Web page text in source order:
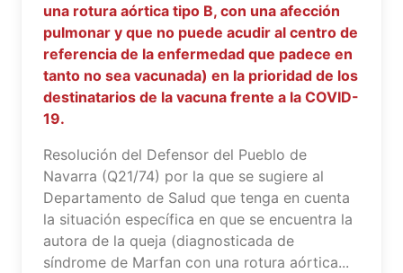
una rotura aórtica tipo B, con una afección
pulmonar y que no puede acudir al centro de
referencia de la enfermedad que padece en
tanto no sea vacunada) en la prioridad de los
destinatarios de la vacuna frente a la COVID-
19.
Resolución del Defensor del Pueblo de
Navarra (Q21/74) por la que se sugiere al
Departamento de Salud que tenga en cuenta
la situación específica en que se encuentra la
autora de la queja (diagnosticada de
síndrome de Marfan con una rotura aórtica...